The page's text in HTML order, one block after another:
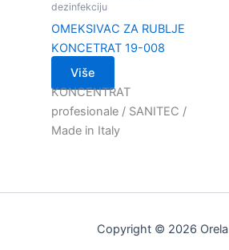
dezinfekciju
OMEKSIVAC ZA RUBLJE
KONCETRAT 19-008
Više
KONCENTRAT
profesionale / SANITEC /
Made in Italy
Copyright © 2026